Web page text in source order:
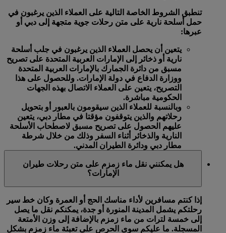
تنطبق الشروط الخاصة التالية على العملاء الذين يرغبون في
حمل أسلحة نارية على متن رحلات جوية متجهة إلى دبي أو
عبرها:
يتعين أن يحصل العملاء الذين يرغبون في جلب أسلحة
نارية أو ذخائر إلى الإمارات العربية المتحدة على تصريح
مسبق من دائرة الجمارك بالإمارات العربية المتحدة
ووزارة الدفاع في دولة الإمارات. وللحصول على هذا
التصريح، يتعين على العملاء الاتصال بهذه الجهات
الحكومية مباشرة.
وبالنسبة للعملاء الذين سيقومون بالعبور أو بتحويل
رحلاتهم والذين يتوقفون مؤقتا في مطار دبي، يتعين
عليهم الحصول على تصريح مسبق لاصطحاب الأسلحة
النارية والذخائر أثناء السفر وذلك من خلال شرطة
مطار دبي ودائرة الطيران المدني.
هل يمكنني نقل ماء زمزم على متن رحلات طيران
الإمارات؟
إذا كنتم مسافرين لأداء مناسك الحج أو العمرة وكان خط سير
رحلتكم يشمل المدينة المنورة أو جدة، يمكنكم نقل ما يصل
إلى خمسة لترات من ماء زمزم بالإضافة إلى وزن الأمتعة
المسجلة. ما عليكم سوى الحرص على تعبئة ماء زمزم بشكل